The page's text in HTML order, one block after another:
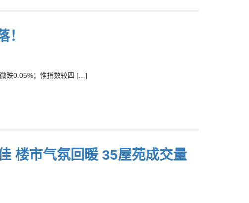
！
跌0.05%；惟指数较四 […]
楼市气氛回暖 35屋苑成交量